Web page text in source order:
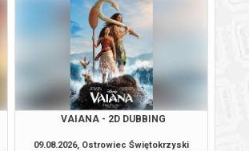
VAIANA - 2D DUBBING
09.08.2026, Ostrowiec Świętokrzyski